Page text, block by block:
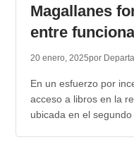
Magallanes
entre
20 enero, 2025por
En un esfuerzo por
acceso a libros en la
ubicada en el